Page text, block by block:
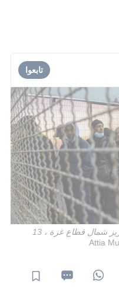
تابعوا
عمال فلسطينيون ينتظرون عند معبر إيريز شمال قطاع غزة ، 13
Attia